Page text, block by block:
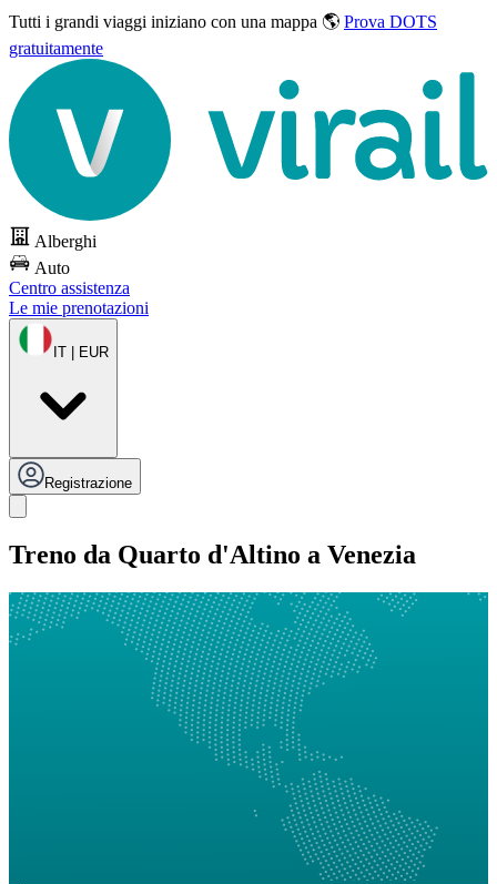
Tutti i grandi viaggi iniziano con una mappa 🌎 Prova DOTS
gratuitamente
Alberghi
Auto
Centro assistenza
Le mie prenotazioni
IT | EUR
Registrazione
Treno da Quarto d'Altino a Venezia